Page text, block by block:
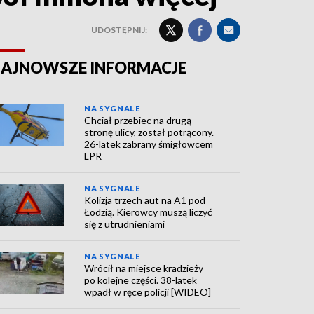
UDOSTĘPNIJ:
INFORMACJE
NA SYGNALE
Chciał przebiec na drugą
stronę ulicy, został potrącony.
26-latek zabrany śmigłowcem
LPR
NA SYGNALE
Kolizja trzech aut na A1 pod
Łodzią. Kierowcy muszą liczyć
się z utrudnieniami
NA SYGNALE
Wrócił na miejsce kradzieży
po kolejne części. 38-latek
wpadł w ręce policji [WIDEO]